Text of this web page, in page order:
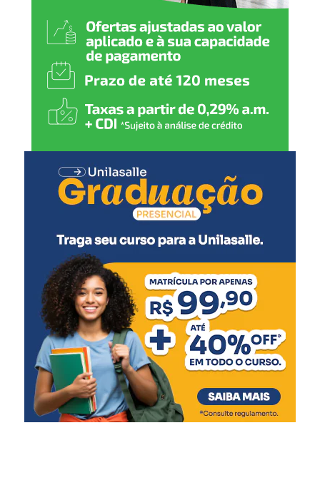
Pneumocócica (1ª dose)
Rotavírus (1ª dose)
3 meses
Meningocócica C (1ª dose)
4 meses:
Pentavalente (2ª dose)
Pólio (2ª dose)
Pneumocócica (2ª dose)
5 meses:
Meningocócica C (2ª dose)
6 meses:
Pentavalente (3ª dose)
Pólio (3ª dose)
Influenza
Covid-19 (1ª dose)